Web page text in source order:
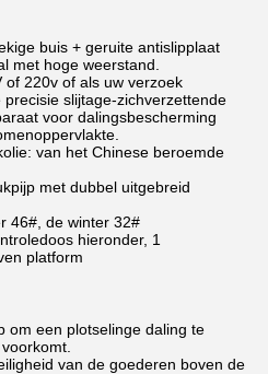
buis + geruite antislipplaat
met hoge weerstand.
of 220v of als uw verzoek
slijtage-zichverzettende
voor dalingsbescherming
van het Chinese beroemde
met dubbel uitgebreid
46#, de winter 32#
hieronder, 1
platform
om een plotselinge daling te
van de goederen boven de